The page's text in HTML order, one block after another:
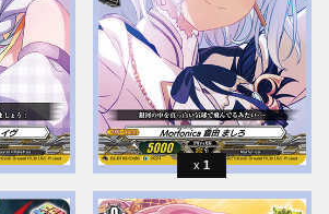
1